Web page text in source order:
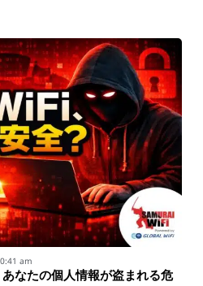
am
なたの個人情報が盗まれる危